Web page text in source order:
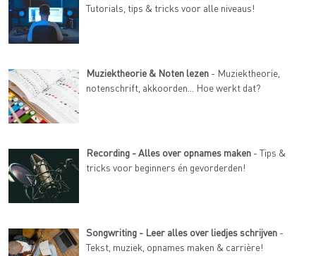
Tutorials, tips & tricks voor alle niveaus!
Muziektheorie & Noten lezen - Muziektheorie,
notenschrift, akkoorden... Hoe werkt dat?
Recording - Alles over opnames maken - Tips &
tricks voor beginners én gevorderden!
Songwriting - Leer alles over liedjes schrijven -
Tekst, muziek, opnames maken & carrière!